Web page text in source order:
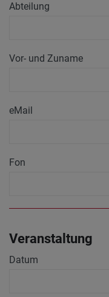
Abteilung
Vor- und Zuname
eMail
Fon
Veranstaltung
Datum